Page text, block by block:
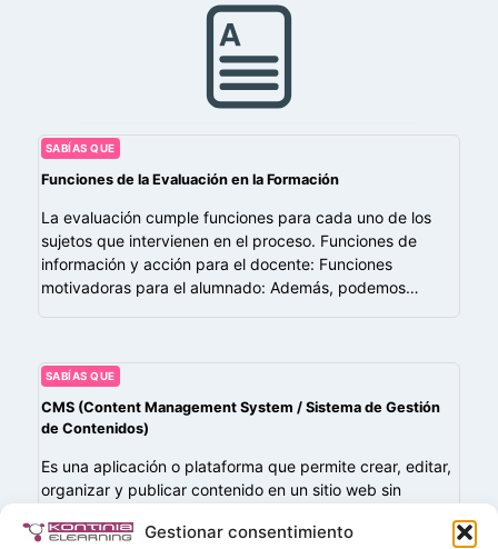
Gestionar consentimiento
SABÍAS QUE
Funciones de la Evaluación en la Formación
La evaluación cumple funciones para cada uno de los
sujetos que intervienen en el proceso. Funciones de
información y acción para el docente: Funciones
motivadoras para el alumnado: Además, podemos…
SABÍAS QUE
CMS (Content Management System / Sistema de Gestión
de Contenidos)
Es una aplicación o plataforma que permite crear, editar,
organizar y publicar contenido en un sitio web sin
programación. Los CMS proporcionan una interfaz